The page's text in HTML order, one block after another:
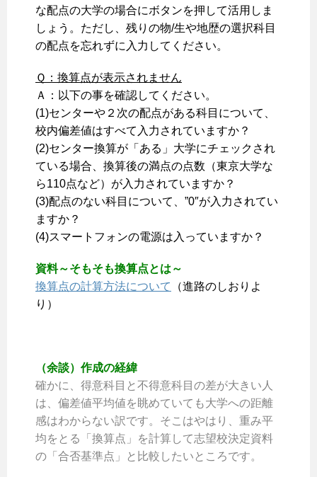
な配点の大学の場合にボタンを押して活用しま
しょう。ただし、残りの物/生や地歴の選択科目
の配点を忘れずに入力してください。
Ｑ：換算点が表示されません
Ａ：以下の事を確認してください。
(1)センターや２次の配点がある科目について、
校内偏差値はすべて入力されていますか？
(2)センター換算が「ある」大学にチェックされ
ている場合、換算後の満点の点数（東京大学な
ら110点など）が入力されていますか？
(3)配点のない科目について、”0″が入力されてい
ますか？
(4)スマートフォンの電源は入っていますか？
資料～そもそも換算点とは～
換算点の計算方法について
（進路のしおりよ
り）
（余談）作成の経緯
確かに、得意科目と不得意科目の差が大きい人
は、偏差値平均値を眺めていても大学への距離
感はわからない訳です。そこはやはり、重み平
均をとる「換算点」を計算して志望校決定資料
の「合否基準点」と比較したいところです。